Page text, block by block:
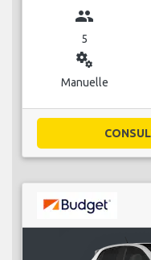
group
5
miscellaneous_services
Manuelle